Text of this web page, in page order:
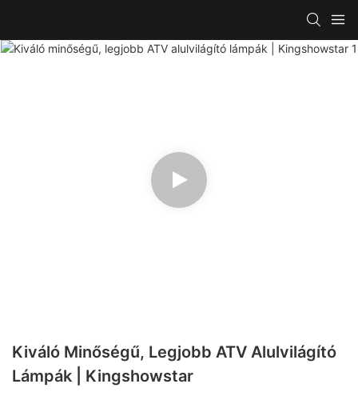
Kiváló Minőségű, Legjobb ATV Alulvilágító
Lámpák | Kingshowstar